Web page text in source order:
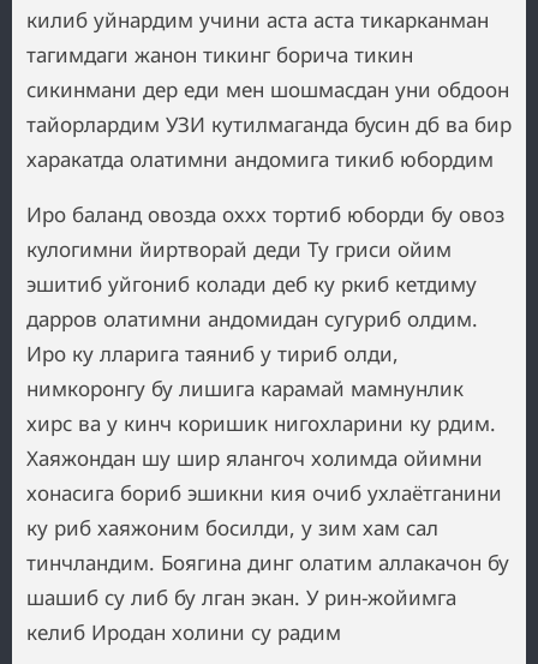
килиб уйнардим учини аста аста тикарканман
тагимдаги жанон тикинг борича тикин
сикинмани дер еди мен шошмасдан уни обдоон
тайорлардим УЗИ кутилмаганда бусин дб ва бир
харакатда олатимни андомига тикиб юбордим
Иро баланд овозда оххх тортиб юборди бу овоз
кулогимни йиртворай деди Ту гриси ойим
эшитиб уйгониб колади деб ку ркиб кетдиму
дарров олатимни андомидан сугуриб олдим.
Иро ку лларига таяниб у тириб олди,
нимкоронгу бу лишига карамай мамнунлик
хирс ва у кинч коришик нигохларини ку рдим.
Хаяжондан шу шир ялангоч холимда ойимни
хонасига бориб эшикни кия очиб ухлаётганини
ку риб хаяжоним босилди, у зим хам сал
тинчландим. Боягина динг олатим аллакачон бу
шашиб су либ бу лган экан. У рин-жойимга
келиб Иродан холини су радим